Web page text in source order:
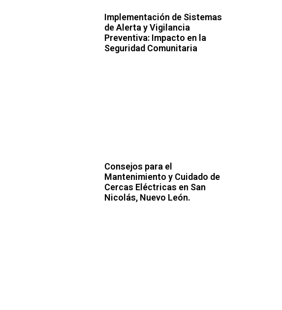
Implementación de Sistemas
de Alerta y Vigilancia
Preventiva: Impacto en la
Seguridad Comunitaria
Consejos para el
Mantenimiento y Cuidado de
Cercas Eléctricas en San
Nicolás, Nuevo León.